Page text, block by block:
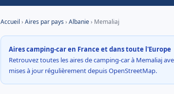
Accueil › Aires par pays› Albanie› Memaliaj
Aires camping-car en France et dans toute l'Europe
Retrouvez toutes les aires de camping-car à Memaliaj
mises à jour régulièrement depuis OpenStreetMap.